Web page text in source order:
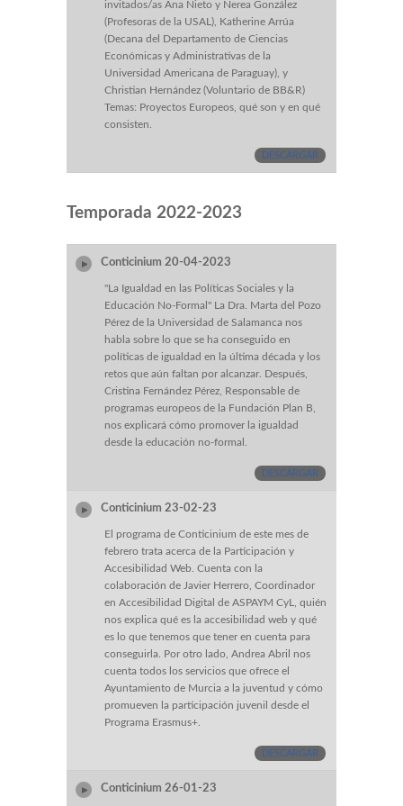
invitados/as Ana Nieto y Nerea González
(Profesoras de la USAL), Katherine Arrúa
(Decana del Departamento de Ciencias
Económicas y Administrativas de la
Universidad Americana de Paraguay), y
Christian Hernández (Voluntario de BB&R)
Temas: Proyectos Europeos, qué son y en qué
consisten.
DESCARGAR
Temporada 2022-2023
Conticinium 20-04-2023
"La Igualdad en las Políticas Sociales y la
Educación No-Formal" La Dra. Marta del Pozo
Pérez de la Universidad de Salamanca nos
habla sobre lo que se ha conseguido en
políticas de igualdad en la última década y los
retos que aún faltan por alcanzar. Después,
Cristina Fernández Pérez, Responsable de
programas europeos de la Fundación Plan B,
nos explicará cómo promover la igualdad
desde la educación no-formal.
DESCARGAR
Conticinium 23-02-23
El programa de Conticinium de este mes de
febrero trata acerca de la Participación y
Accesibilidad Web. Cuenta con la
colaboración de Javier Herrero, Coordinador
en Accesibilidad Digital de ASPAYM CyL, quién
nos explica qué es la accesibilidad web y qué
es lo que tenemos que tener en cuenta para
conseguirla. Por otro lado, Andrea Abril nos
cuenta todos los servicios que ofrece el
Ayuntamiento de Murcia a la juventud y cómo
promueven la participación juvenil desde el
Programa Erasmus+.
DESCARGAR
Conticinium 26-01-23